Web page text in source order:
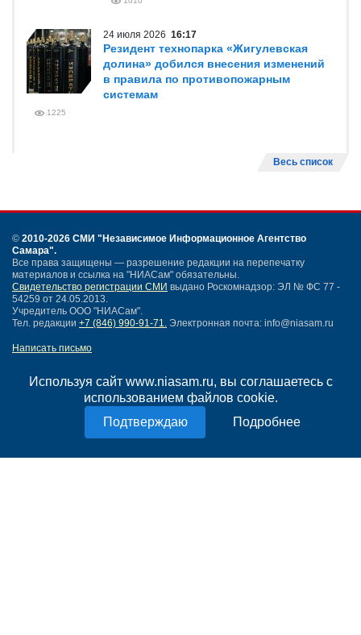
Используя сайт www.niasam.ru, вы соглашаетесь с
использованием файлов cookie.
Подробнее
24 июля 2026 16:17
Резидент технопарка «Жигулевская
долина» добился внесения изменений
в правила по противопожарным
системам
1225
Весь список
© 2010-2026 СМИ "Независимое Информационное Агентство
Самара".
Все права защищены — разрешение редакции на перепечатку
материалов и ссылка на "НИАСам" обязательны.
Свидетельство регистрации СМИ выдано Роскомнадзор: ЭЛ № ФС 77 -
54259 от 24.05.2013.
Учредитель ООО "НИАСам".
Тел. редакции +7 (846) 990-91-71. Электронная почта: info@niasam.ru
Написать письмо
Нашли ошибку?
Политика конфиденциальности